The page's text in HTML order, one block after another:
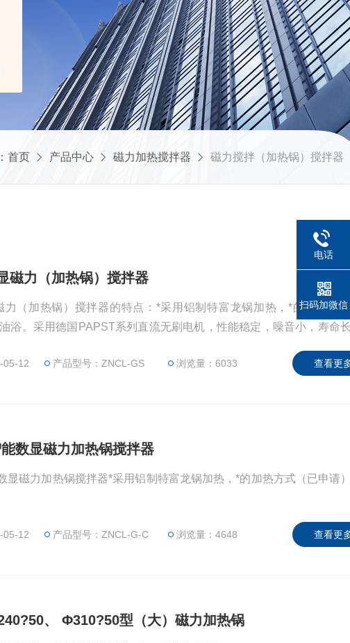
首页 产品中心 磁力加热搅拌器 磁力搅拌（加热锅）搅拌器
磁力（加热锅）搅拌器
力（加热锅）搅拌器的特点：*采用铝制特富龙锅加热，*的加热方
浴。采用德国PAPST系列直流无刷电机，性能稳定，噪音小，寿命
高速强劲。数显转速显示功能。采用德国PAPST系列直流无刷电机
05-12 产品型号：ZNCL-GS 浏览量：6033 查看更
数显磁力加热锅搅拌器
显磁力加热锅搅拌器*采用铝制特富龙锅加热，*的加热方式（已申请
05-12 产品型号：ZNCL-G-C 浏览量：4648 查看更
、 Φ310?50型（大）磁力加热锅
电话
扫码加微信